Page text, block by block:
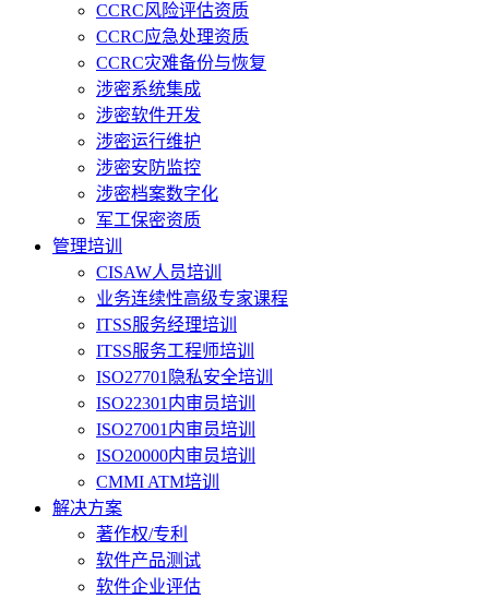
CCRC风险评估资质
CCRC应急处理资质
CCRC灾难备份与恢复
涉密系统集成
涉密软件开发
涉密运行维护
涉密安防监控
涉密档案数字化
军工保密资质
管理培训
CISAW人员培训
业务连续性高级专家课程
ITSS服务经理培训
ITSS服务工程师培训
ISO27701隐私安全培训
ISO22301内审员培训
ISO27001内审员培训
ISO20000内审员培训
CMMI ATM培训
解决方案
著作权/专利
软件产品测试
软件企业评估